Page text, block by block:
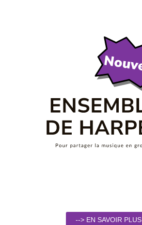
--> EN SAVOIR PLUS